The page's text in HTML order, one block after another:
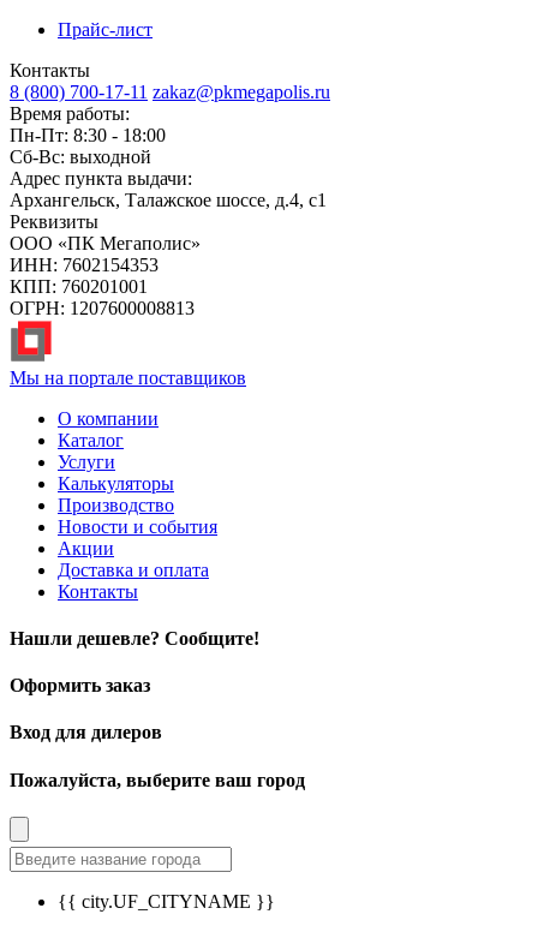
Прайс-лист
Контакты
8 (800) 700-17-11 zakaz@pkmegapolis.ru
Время работы:
Пн-Пт: 8:30 - 18:00
Сб-Вс: выходной
Адрес пункта выдачи:
Архангельск, Талажское шоссе, д.4, с1
Реквизиты
ООО «ПК Мегаполис»
ИНН: 7602154353
КПП: 760201001
ОГРН: 1207600008813
Мы на портале поставщиков
О компании
Каталог
Услуги
Калькуляторы
Производство
Новости и события
Акции
Доставка и оплата
Контакты
Нашли дешевле? Сообщите!
Оформить заказ
Вход для дилеров
Пожалуйста, выберите ваш город
{{ city.UF_CITYNAME }}